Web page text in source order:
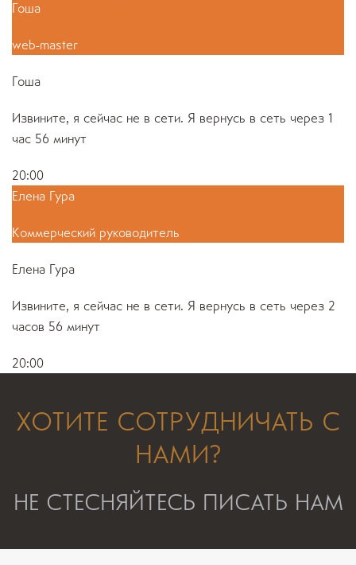
Гоша
web-master
Гоша
Извините, я сейчас не в сети. Я вернусь в сеть через 1
час 56 минут
20:00
Елена Гура
Коммерческий руководитель
Елена Гура
Извините, я сейчас не в сети. Я вернусь в сеть через 2
часов 56 минут
20:00
ХОТИТЕ СОТРУДНИЧАТЬ С
НАМИ?
НЕ СТЕСНЯЙТЕСЬ ПИСАТЬ НАМ